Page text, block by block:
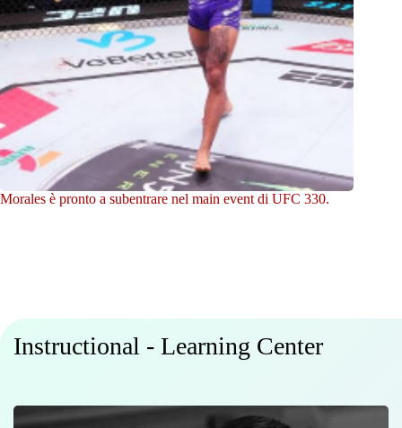
Morales è pronto a subentrare nel main event di UFC 330.
Instructional - Learning Center